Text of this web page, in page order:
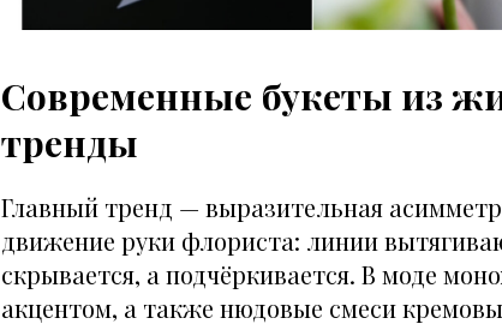
Современные букеты из
тренды
Главный тренд — выразительная
движение руки флориста: линии
скрывается, а подчёркивается. В моде
акцентом, а также нюдовые смеси